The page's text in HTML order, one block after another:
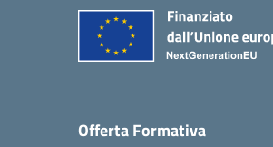
Offerta Formativa